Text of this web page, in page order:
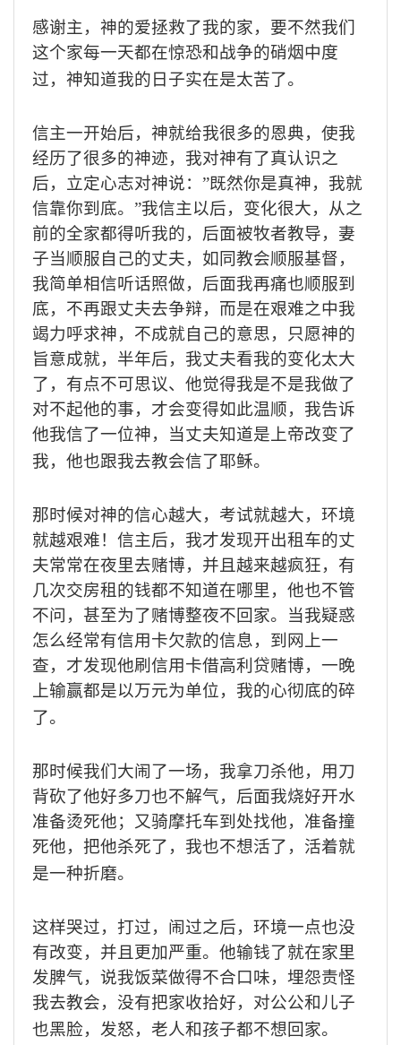
感谢主，神的爱拯救了我的家，要不然我们
这个家每一天都在惊恐和战争的硝烟中度
过，神知道我的日子实在是太苦了。
信主一开始后，神就给我很多的恩典，使我
经历了很多的神迹，我对神有了真认识之
后，立定心志对神说：”既然你是真神，我就
信靠你到底。”我信主以后，变化很大，从之
前的全家都得听我的，后面被牧者教导，妻
子当顺服自己的丈夫，如同教会顺服基督，
我简单相信听话照做，后面我再痛也顺服到
底，不再跟丈夫去争辩，而是在艰难之中我
竭力呼求神，不成就自己的意思，只愿神的
旨意成就，半年后，我丈夫看我的变化太大
了，有点不可思议、他觉得我是不是我做了
对不起他的事，才会变得如此温顺，我告诉
他我信了一位神，当丈夫知道是上帝改变了
我，他也跟我去教会信了耶稣。
那时候对神的信心越大，考试就越大，环境
就越艰难！信主后，我才发现开出租车的丈
夫常常在夜里去赌博，并且越来越疯狂，有
几次交房租的钱都不知道在哪里，他也不管
不问，甚至为了赌博整夜不回家。当我疑惑
怎么经常有信用卡欠款的信息，到网上一
查，才发现他刷信用卡借高利贷赌博，一晚
上输赢都是以万元为单位，我的心彻底的碎
了。
那时候我们大闹了一场，我拿刀杀他，用刀
背砍了他好多刀也不解气，后面我烧好开水
准备烫死他；又骑摩托车到处找他，准备撞
死他，把他杀死了，我也不想活了，活着就
是一种折磨。
这样哭过，打过，闹过之后，环境一点也没
有改变，并且更加严重。他输钱了就在家里
发脾气，说我饭菜做得不合口味，埋怨责怪
我去教会，没有把家收拾好，对公公和儿子
也黑脸，发怒，老人和孩子都不想回家。